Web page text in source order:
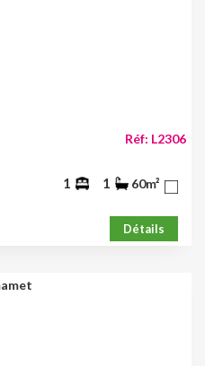
Réf: L2306
1 1 60m²
Détails